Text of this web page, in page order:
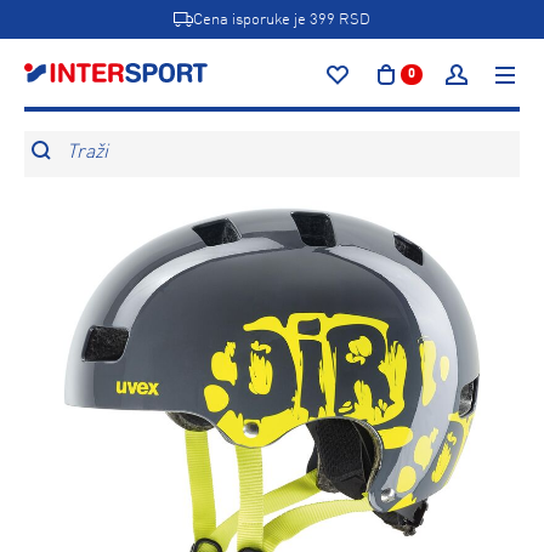
Cena isporuke je 399 RSD
0
Traži